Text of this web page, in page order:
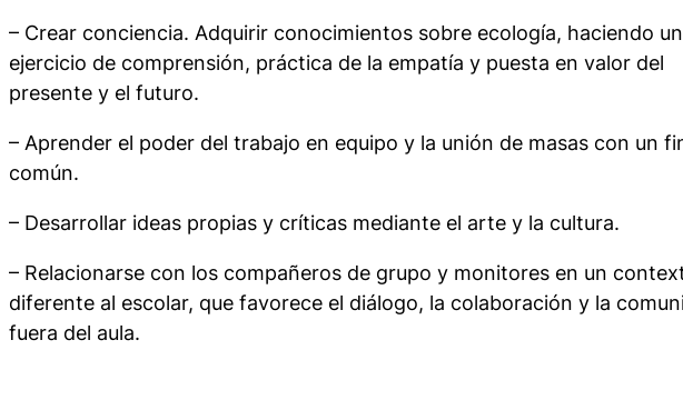
– Crear conciencia. Adquirir conocimientos sobre ecología, haciendo un
ejercicio de comprensión, práctica de la empatía y puesta en valor del
presente y el futuro.
– Aprender el poder del trabajo en equipo y la unión de masas con un
común.
– Desarrollar ideas propias y críticas mediante el arte y la cultura.
– Relacionarse con los compañeros de grupo y monitores en un
diferente al escolar, que favorece el diálogo, la colaboración y la
fuera del aula.